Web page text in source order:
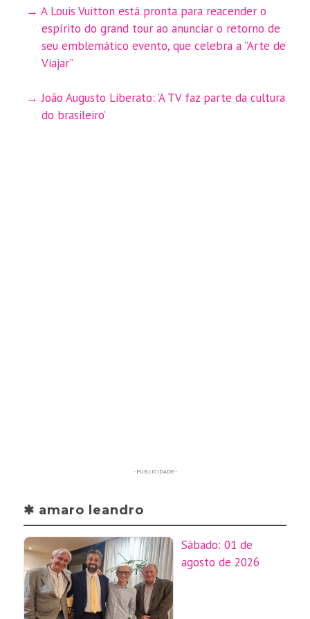
A Louis Vuitton está pronta para reacender o
espírito do grand tour ao anunciar o retorno de
seu emblemático evento, que celebra a ”Arte de
Viajar”
João Augusto Liberato: ‘A TV faz parte da cultura
do brasileiro’
- PUBLICIDADE -
✱ amaro leandro
Sábado: 01 de
agosto de 2026